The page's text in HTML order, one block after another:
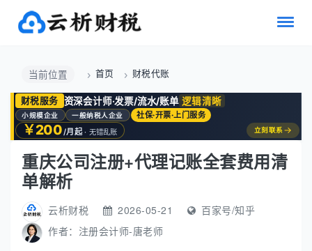
当前位置 首页 财税代账
财税服务 资深会计师·发票/流水/账单 逻辑清晰
小规模企业 一般纳税人企业 社保·开票·上门服务
￥200/月起 · 无错乱账 立刻联系 →
重庆公司注册+代理记账全套费用清
单解析
云析财税 2026-05-21
百家号/知乎
作者： 注册会计师-唐老师